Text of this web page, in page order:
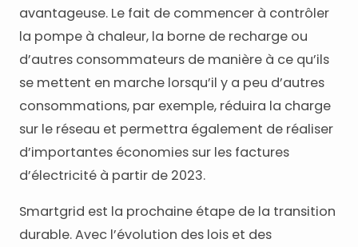
avantageuse. Le fait de commencer à contrôler
la pompe à chaleur, la borne de recharge ou
d’autres consommateurs de manière à ce qu’ils
se mettent en marche lorsqu’il y a peu d’autres
consommations, par exemple, réduira la charge
sur le réseau et permettra également de réaliser
d’importantes économies sur les factures
d’électricité à partir de 2023.
Smartgrid est la prochaine étape de la transition
durable. Avec l’évolution des lois et des